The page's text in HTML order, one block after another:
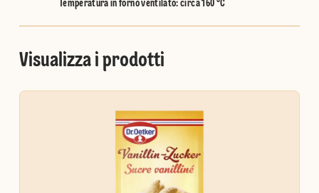
Temperatura in forno ventilato: circa 160 °C
Visualizza i prodotti